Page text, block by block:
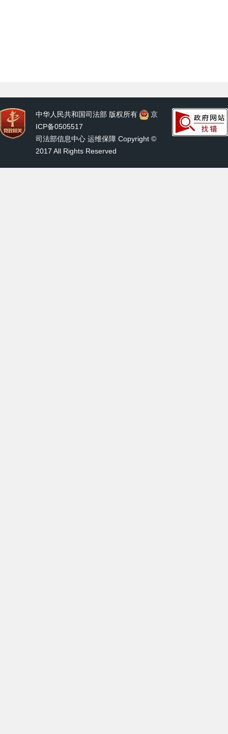
中华人民共和国司法部 版权所有
京
ICP备0505517
司法部信息中心 运维保障 Copyright ©
2017 All Rights Reserved